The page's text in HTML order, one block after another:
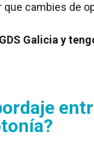
cambies de
Galicia y